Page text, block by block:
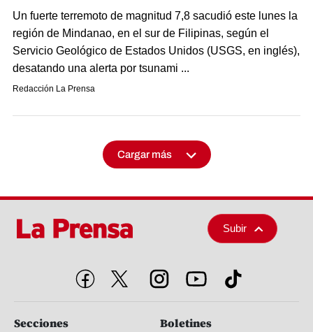
Un fuerte terremoto de magnitud 7,8 sacudió este lunes la
región de Mindanao, en el sur de Filipinas, según el
Servicio Geológico de Estados Unidos (USGS, en inglés),
desatando una alerta por tsunami ...
Redacción La Prensa
Cargar más
Subir
Secciones Boletines